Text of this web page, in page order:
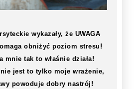
wykazały, że UWAGA
obniżyć poziom stresu!
mnie tak to właśnie działa!
jest to tylko moje wrażenie,
powoduje dobry nastrój!